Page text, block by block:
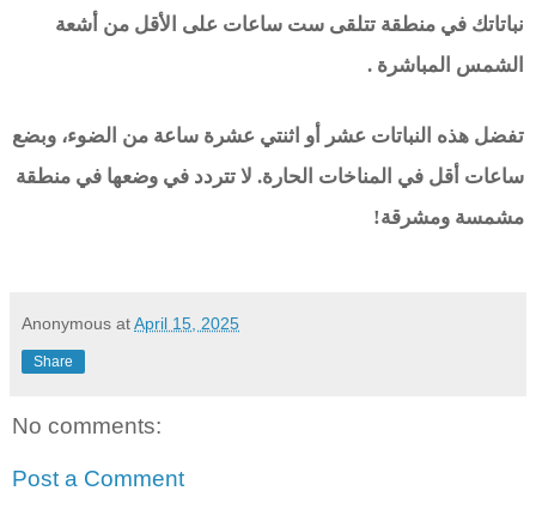
نباتاتك في منطقة تتلقى ست ساعات على الأقل من أشعة
الشمس المباشرة .
تفضل هذه النباتات عشر أو اثنتي عشرة ساعة من الضوء، وبضع
ساعات أقل في المناخات الحارة. لا تتردد في وضعها في منطقة
مشمسة ومشرقة!
Anonymous atApril 15, 2025
Share
No comments:
Post a Comment